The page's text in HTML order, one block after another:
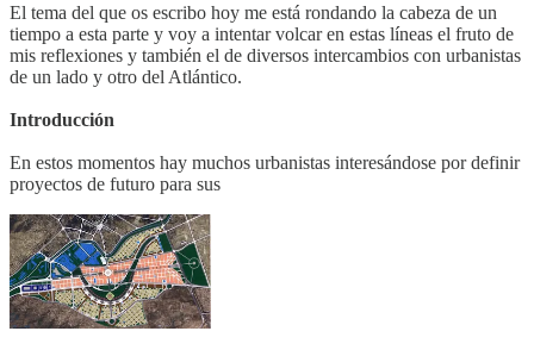
El tema del que os escribo hoy me está rondando la cabeza de un
tiempo a esta parte y voy a intentar volcar en estas líneas el fruto de
mis reflexiones y también el de diversos intercambios con urbanistas
de un lado y otro del Atlántico.
Introducción
En estos momentos hay muchos urbanistas interesándose por definir
proyectos de futuro para sus